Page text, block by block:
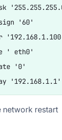
'60'
' eth0'
'0'
network restart